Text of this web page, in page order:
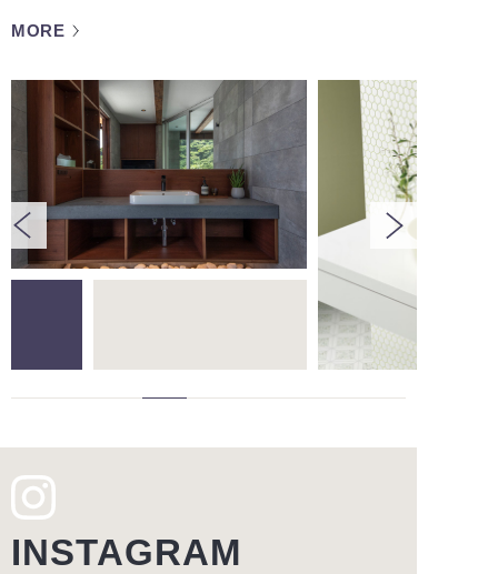
MORE
INSTAGRAM